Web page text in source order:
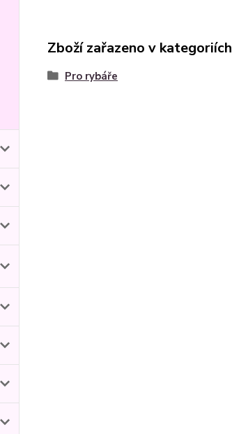
Zboží zařazeno v kategoriích
Pro rybáře